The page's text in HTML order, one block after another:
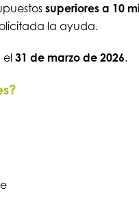
superiores a 10
la ayuda.
el31 de marzo de 2026.